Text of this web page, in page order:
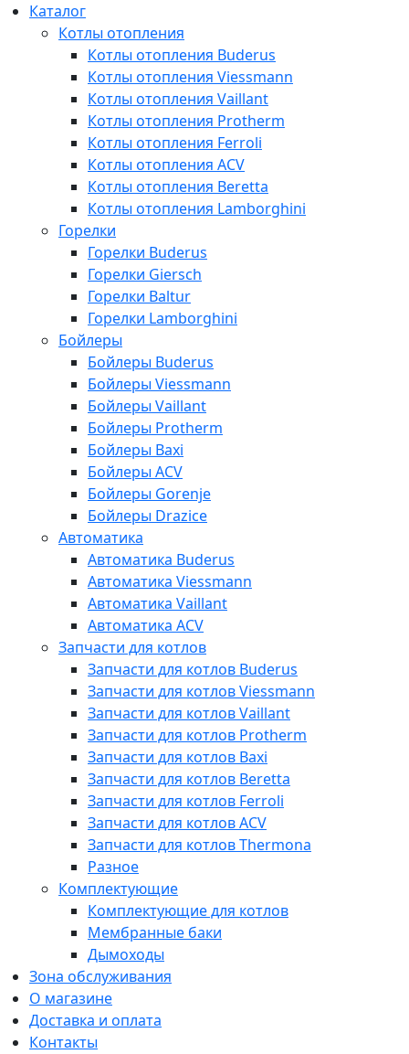
Каталог
Котлы отопления
Котлы отопления Buderus
Котлы отопления Viessmann
Котлы отопления Vaillant
Котлы отопления Protherm
Котлы отопления Ferroli
Котлы отопления ACV
Котлы отопления Beretta
Котлы отопления Lamborghini
Горелки
Горелки Buderus
Горелки Giersch
Горелки Baltur
Горелки Lamborghini
Бойлеры
Бойлеры Buderus
Бойлеры Viessmann
Бойлеры Vaillant
Бойлеры Protherm
Бойлеры Baxi
Бойлеры ACV
Бойлеры Gorenje
Бойлеры Drazice
Автоматика
Автоматика Buderus
Автоматика Viessmann
Автоматика Vaillant
Автоматика ACV
Запчасти для котлов
Запчасти для котлов Buderus
Запчасти для котлов Viessmann
Запчасти для котлов Vaillant
Запчасти для котлов Protherm
Запчасти для котлов Baxi
Запчасти для котлов Beretta
Запчасти для котлов Ferroli
Запчасти для котлов ACV
Запчасти для котлов Thermona
Разное
Комплектующие
Комплектующие для котлов
Мембранные баки
Дымоходы
Зона обслуживания
О магазине
Доставка и оплата
Контакты